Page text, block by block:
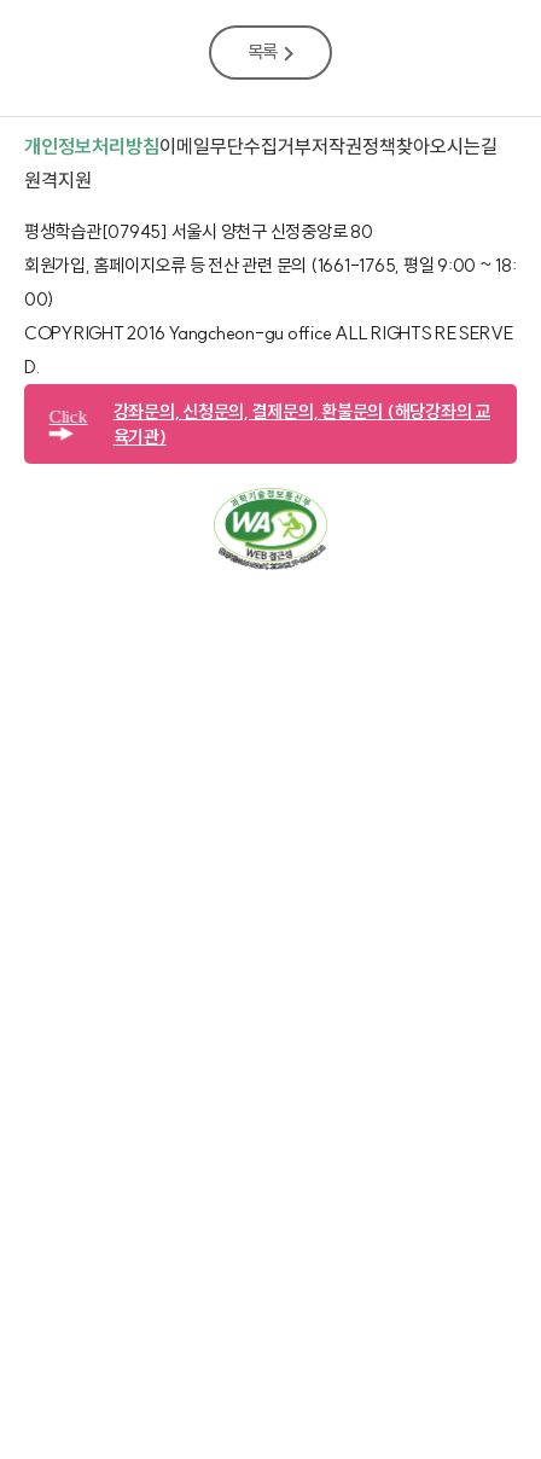
목록
개인정보처리방침이메일무단수집거부저작권정책찾아오시는길
원격지원
평생학습관[07945] 서울시 양천구 신정중앙로 80
회원가입, 홈페이지오류 등 전산 관련 문의 (1661-1765, 평일 9:00 ~ 18:
00)
COPYRIGHT 2016 Yangcheon-gu office ALL RIGHTS RESERVE
D.​
Click 강좌문의, 신청문의, 결제문의, 환불문의 (해당강좌의 교
육기관)